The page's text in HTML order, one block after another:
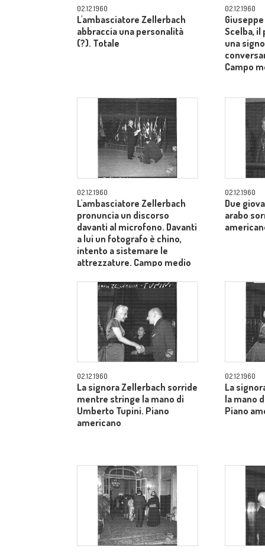
02.12.1960
L'ambasciatore Zellerbach
abbraccia una personalità
(?). Totale
02.12.1960
Scelba,
una
Campo
02.12.1960
L'ambasciatore Zellerbach
pronuncia un discorso
davanti al microfono. Davanti
a lui un fotografo è chino,
intento a sistemare le
attrezzature. Campo medio
02.12.1960
Due
arabo
02.12.1960
La signora Zellerbach sorride
mentre stringe la mano di
Umberto Tupini. Piano
americano
02.12.1960
La
la mano
Piano